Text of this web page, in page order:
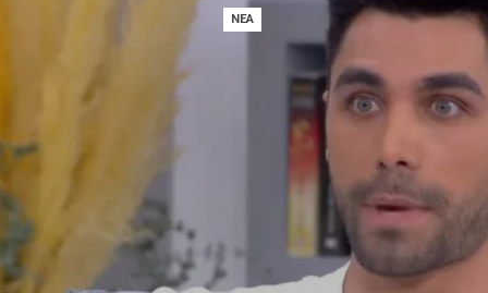
ΝΈΑ